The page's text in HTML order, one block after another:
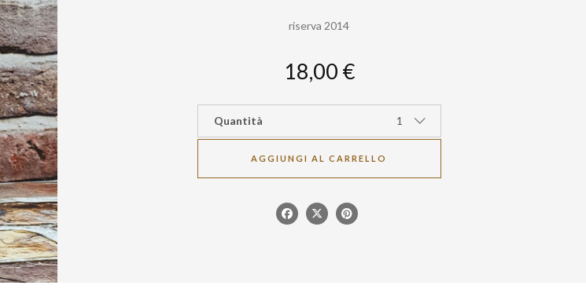
riserva 2014
18,00 €
Quantità 1
AGGIUNGI AL CARRELLO